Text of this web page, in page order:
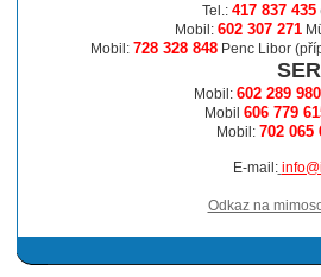
Tel.: 417 837 435
Mobil: 602 307 271
Mobil: 728 328 848 Penc Libor
Mobil: 602 289 980
Mobil 606 779
Mobil: 702 065
E-mail:
Odkaz na